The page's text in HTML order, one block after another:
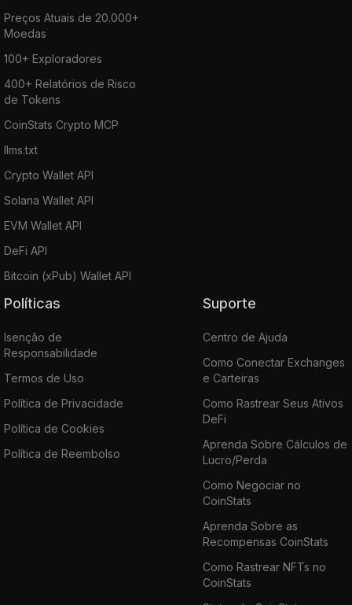
Preços Atuais de 20.000+
Moedas
100+ Exploradores
400+ Relatórios de Risco
de Tokens
CoinStats Crypto MCP
llms.txt
Crypto Wallet API
Solana Wallet API
EVM Wallet API
DeFi API
Bitcoin (xPub) Wallet API
Políticas
Isenção de
Responsabilidade
Termos de Uso
Política de Privacidade
Política de Cookies
Política de Reembolso
Suporte
Centro de Ajuda
Como Conectar Exchanges
e Carteiras
Como Rastrear Seus Ativos
DeFi
Aprenda Sobre Cálculos de
Lucro/Perda
Como Negociar no
CoinStats
Aprenda Sobre as
Recompensas CoinStats
Como Rastrear NFTs no
CoinStats